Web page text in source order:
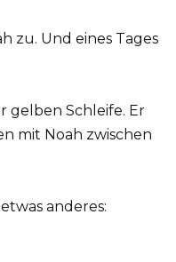
zu. Und eines Tages
gelben Schleife. Er
mit Noah zwischen
anderes: